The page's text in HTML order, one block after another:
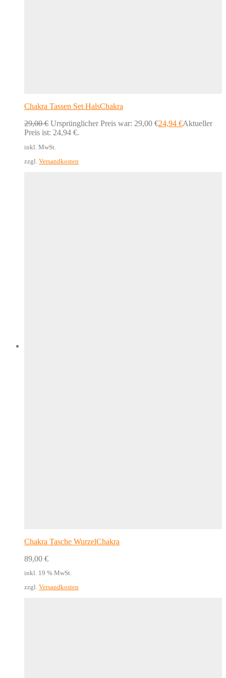
Chakra Tassen Set HalsChakra
29,00€ Ursprünglicher Preis war: 29,00 €24,94 €Aktueller
Preis ist: 24,94 €.
inkl. MwSt.
zzgl. Versandkosten
Chakra Tasche WurzelChakra
89,00 €
inkl. 19 % MwSt.
zzgl. Versandkosten